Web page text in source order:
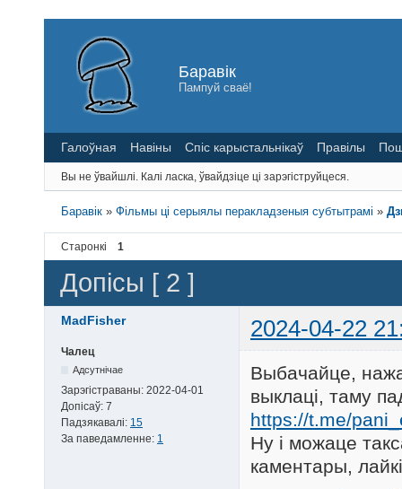
Баравік
Пампуй сваё!
Галоўная Навіны Спіс карыстальнікаў Правілы
Вы не ўвайшлі. Калі ласка, ўвайдзіце ці зарэгіструйцеся.
Баравік »Фільмы ці серыялы перакладзеныя субтытрамі »
Старонкі 1
Допісы [ 2 ]
MadFisher 2024-04-22
Чалец
Адсутнічае
Зарэгістраваны: 2022-04-01
Допісаў: 7
Падзякавалі: 15
За паведамленне: 1
Выбачайце,
выклаці, таму
https://t.me/
Ну і можаце
каментары,